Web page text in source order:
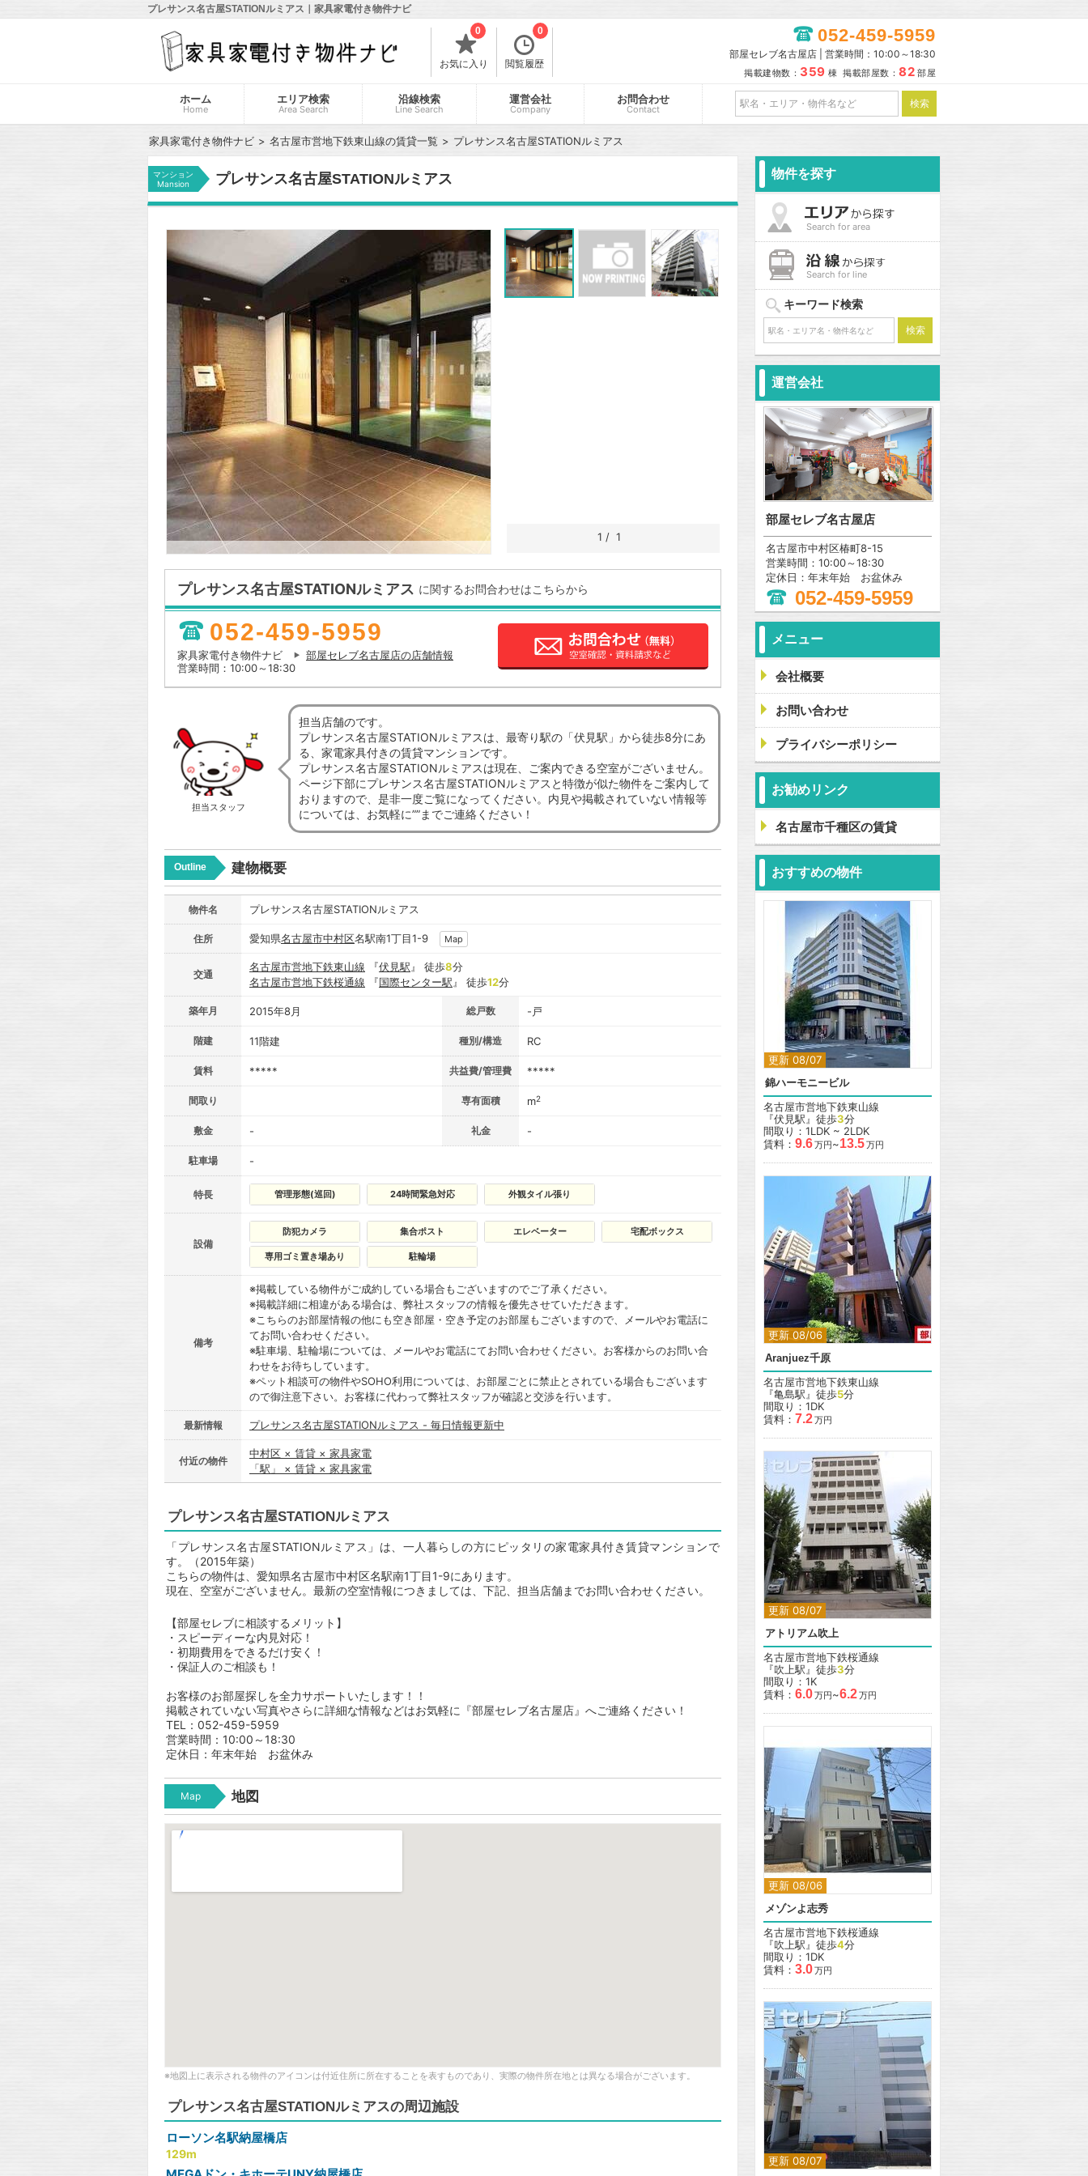
プレサンス名古屋STATIONルミアス｜家具家電付き物件ナビ
お気に入り
0
閲覧履歴
0 052-459-5959
部屋セレブ名古屋店 | 営業時間：10:00～18:30
掲載建物数： 359 棟 掲載部屋数： 82 部屋
ホーム
Home
エリア検索
Area Search
沿線検索
Line Search
運営会社
Company
お問合わせ
Contact
家具家電付き物件ナビ 名古屋市営地下鉄東山線の賃貸一覧 プレサンス名古屋STATIONルミアス
マンション
Mansion
プレサンス名古屋STATIONルミアス
1 / 1
プレサンス名古屋STATIONルミアス に関するお問合わせはこちらから
052-459-5959
家具家電付き物件ナビ
部屋セレブ名古屋店の店舗情報
営業時間：10:00～18:30
担当スタッフ
担当店舗のです。
プレサンス名古屋STATIONルミアスは、最寄り駅の「伏見駅」から徒歩8分にあ
る、家電家具付きの賃貸マンションです。
プレサンス名古屋STATIONルミアスは現在、ご案内できる空室がございません。
ページ下部にプレサンス名古屋STATIONルミアスと特徴が似た物件をご案内して
おりますので、是非一度ご覧になってください。内見や掲載されていない情報等
については、お気軽に””までご連絡ください！
Outline 建物概要
物件名 プレサンス名古屋STATIONルミアス
住所 愛知県名古屋市中村区名駅南1丁目1-9 Map
交通
名古屋市営地下鉄東山線 『伏見駅 』 徒歩8分
名古屋市営地下鉄桜通線 『国際センター駅 』 徒歩12分
築年月 2015年8月 総戸数 -戸
階建 11階建 種別/構造 RC
賃料 ***** 共益費/管理費 *****
間取り 専有面積 m2
敷金 - 礼金 -
駐車場 -
特長 管理形態(巡回) 24時間緊急対応 外観タイル張り
設備
防犯カメラ 集合ポスト エレベーター 宅配ボックス
専用ゴミ置き場あり 駐輪場
備考
※掲載している物件がご成約している場合もございますのでご了承ください。
※掲載詳細に相違がある場合は、弊社スタッフの情報を優先させていただきます。
※こちらのお部屋情報の他にも空き部屋・空き予定のお部屋もございますので、メールやお電話に
てお問い合わせください。
※駐車場、駐輪場については、メールやお電話にてお問い合わせください。お客様からのお問い合
わせをお待ちしています。
※ペット相談可の物件やSOHO利用については、お部屋ごとに禁止とされている場合もございます
ので御注意下さい。お客様に代わって弊社スタッフが確認と交渉を行います。
最新情報 プレサンス名古屋STATIONルミアス - 毎日情報更新中
付近の物件
中村区 × 賃貸 × 家具家電
「駅」 × 賃貸 × 家具家電
プレサンス名古屋STATIONルミアス
「プレサンス名古屋STATIONルミアス」は、一人暮らしの方にピッタリの家電家具付き賃貸マンションで
す。（2015年築）
こちらの物件は、愛知県名古屋市中村区名駅南1丁目1-9にあります。
現在、空室がございません。最新の空室情報につきましては、下記、担当店舗までお問い合わせください。
【部屋セレブに相談するメリット】
・スピーディーな内見対応！
・初期費用をできるだけ安く！
・保証人のご相談も！
お客様のお部屋探しを全力サポートいたします！！
掲載されていない写真やさらに詳細な情報などはお気軽に『部屋セレブ名古屋店』へご連絡ください！
TEL：052-459-5959
営業時間：10:00～18:30
定休日：年末年始 お盆休み
Map 地図
※地図上に表示される物件のアイコンは付近住所に所在することを表すものであり、実際の物件所在地とは異なる場合がございます。
プレサンス名古屋STATIONルミアスの周辺施設
ローソン名駅納屋橋店
129m
物件を探す
Search for area
Search for line
キーワード検索
運営会社
部屋セレブ名古屋店
名古屋市中村区椿町8-15
営業時間：10:00～18:30
定休日：年末年始 お盆休み
052-459-5959
メニュー
会社概要
お問い合わせ
プライバシーポリシー
お勧めリンク
名古屋市千種区の賃貸
おすすめの物件
更新 08/07
錦ハーモニービル
名古屋市営地下鉄東山線
『伏見駅』徒歩3分
間取り：1LDK ~ 2LDK
賃料： 9.6万円~13.5万円
更新 08/06
Aranjuez千原
名古屋市営地下鉄東山線
『亀島駅』徒歩5分
間取り：1DK
賃料： 7.2万円
更新 08/07
アトリアム吹上
名古屋市営地下鉄桜通線
『吹上駅』徒歩3分
間取り：1K
賃料： 6.0万円~6.2万円
更新 08/06
メゾンよ志秀
名古屋市営地下鉄桜通線
『吹上駅』徒歩4分
間取り：1DK
賃料： 3.0万円
更新 08/07